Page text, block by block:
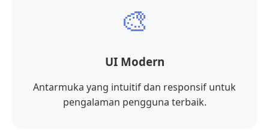
🎨
UI Modern
Antarmuka yang intuitif dan responsif untuk
pengalaman pengguna terbaik.